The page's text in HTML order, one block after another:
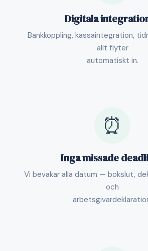
Digitala
Bankkoppling, kassaintegration,
allt flyter
automatiskt in.
⏰
Inga missade
Vi bevakar alla datum — bokslut,
och